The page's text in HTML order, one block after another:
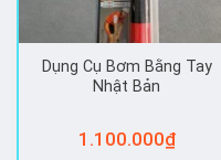
Dụng Cụ Bơm Bằng Tay
Nhật Bản
1.100.000₫